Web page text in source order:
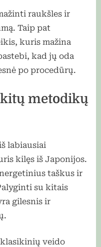
raukšles ir
Taip pat
kuris mažina
kad jų oda
po procedūrų.
metodikų
labiausiai
kilęs iš Japonijos.
taškus ir
su kitais
gilesnis ir
veido